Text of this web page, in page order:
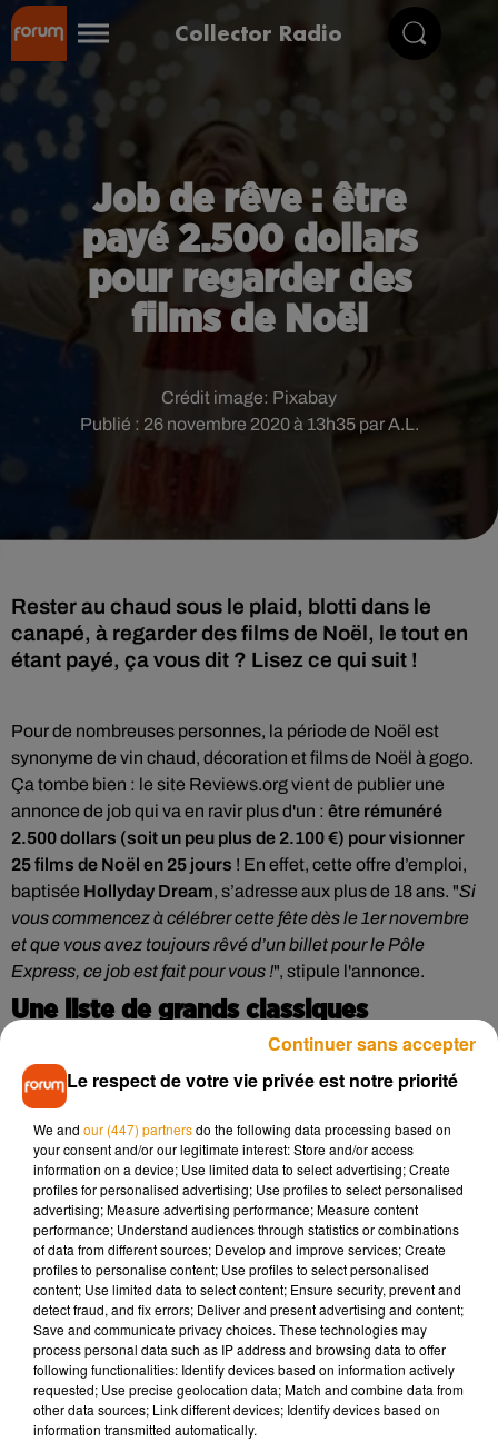
Collector Radio
Job de rêve : être
payé 2.500 dollars
pour regarder des
films de Noël
Publié : 26 novembre 2020 à 13h35 par A.L.
Crédit image: Pixabay
Rester au chaud sous le plaid, blotti dans le
canapé, à regarder des films de Noël, le tout en
étant payé, ça vous dit ? Lisez ce qui suit !
Pour de nombreuses personnes, la période de Noël est
synonyme de vin chaud, décoration et films de Noël à gogo.
Ça tombe bien : le site Reviews.orgvient de publier une
annonce de job qui va en ravir plus d'un : être rémunéré
2.500 dollars (soit un peu plus de 2.100 €) pour visionner
25 films de Noël en 25 jours ! En effet, cette offre d’emploi,
baptisée Hollyday Dream, s’adresse aux plus de 18 ans. "Si
vous commencez à célébrer cette fête dès le 1er novembre
et que vous avez toujours rêvé d’un billet pour le Pôle
Express, ce job est fait pour vous !", stipule l'annonce.
Une liste de grands classiques
Si les candidats peuvent postuler jusqu’au 4 décembre sur
lesite internet dédié, le/la candidat(e) retenu(e) aura pour
mission de rédiger une critique par film parmi la liste de
grands classiques commeMaman, j’ai raté l’avion !,Love
Actually
, The Grinch ou encore Klaus
. Un classement devra
être établi à la fin de la mission. Pour postuler, les candidats
doivent posséder un ordinateur pour avoir accès au
différentes plateformes de streaming, devront aussi être
majeurs et posséder un visa de travail aux États-Unis.
Musique
Le respect de votre vie privée est notre priorité
We and our (447) partnersdo the following data processing based on
your consent and/or our legitimate interest: Store and/or access
information on a device; Use limited data to select advertising; Create
profiles for personalised advertising; Use profiles to select personalised
advertising; Measure advertising performance; Measure content
performance; Understand audiences through statistics or combinations
of data from different sources; Develop and improve services; Create
profiles to personalise content; Use profiles to select personalised
content; Use limited data to select content; Ensure security, prevent and
detect fraud, and fix errors; Deliver and present advertising and content;
Save and communicate privacy choices. These technologies may
process personal data such as IP address and browsing data to offer
following functionalities: Identify devices based on information actively
requested; Use precise geolocation data; Match and combine data from
other data sources; Link different devices; Identify devices based on
information transmitted automatically.
Continuer sans accepter